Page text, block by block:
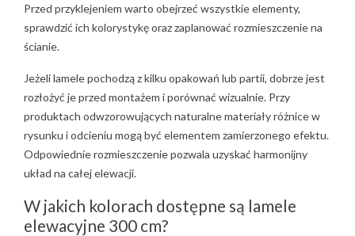
Przed przyklejeniem warto obejrzeć wszystkie elementy,
sprawdzić ich kolorystykę oraz zaplanować rozmieszczenie na
ścianie.
Jeżeli lamele pochodzą z kilku opakowań lub partii, dobrze jest
rozłożyć je przed montażem i porównać wizualnie. Przy
produktach odwzorowujących naturalne materiały różnice w
rysunku i odcieniu mogą być elementem zamierzonego efektu.
Odpowiednie rozmieszczenie pozwala uzyskać harmonijny
układ na całej elewacji.
W jakich kolorach dostępne są lamele
elewacyjne 300 cm?